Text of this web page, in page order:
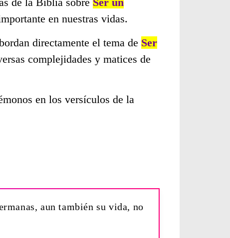
en nuestras vidas.
directamente el tema de Ser
complejidades y matices de
en los versículos de la
aun también su vida, no